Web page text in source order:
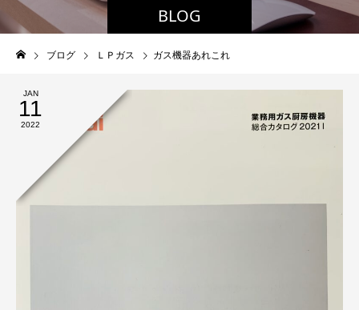
BLOG
ブログ ＬＰガス ガス機器あれこれ
JAN
11
2022